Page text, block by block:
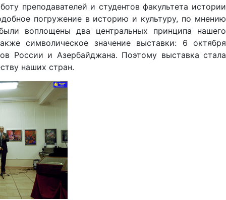
преподавателей и студентов факультета истории
погружение в историю и культуру, по мнению
воплощены два центральных принципа нашего
символическое значение выставки: 6 октября
России и Азербайджана. Поэтому выставка стала
наших стран.